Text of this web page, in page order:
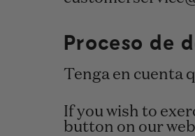
Proceso de
Tenga en cuenta
If you wish to
button on our